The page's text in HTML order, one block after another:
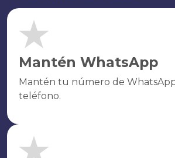
Mantén WhatsApp
Mantén tu número de
teléfono.